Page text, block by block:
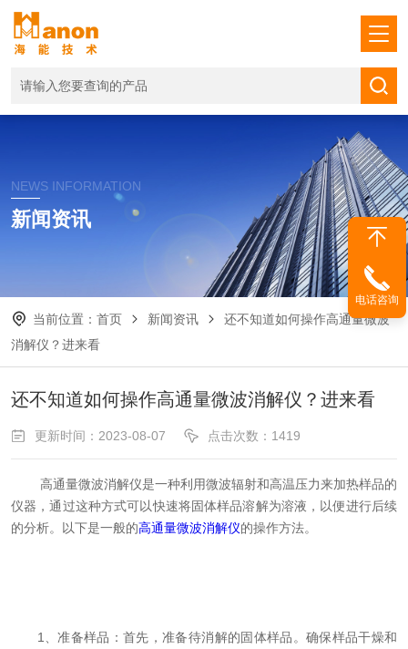
NEWS INFORMATION
新闻资讯
当前位置： 首页 新闻资讯
还不知道如何操作高通量微波
消解仪？进来看
还不知道如何操作高通量微波消解仪？进来看
更新时间：2023-08-07 点击次数：1419
高通量微波消解仪是一种利用微波辐射和高温压力来加热样品的
仪器，通过这种方式可以快速将固体样品溶解为溶液，以便进行后续
的分析。以下是一般的高通量微波消解仪的操作方法。
1、准备样品：首先，准备待消解的固体样品。确保样品干燥和
电话咨询